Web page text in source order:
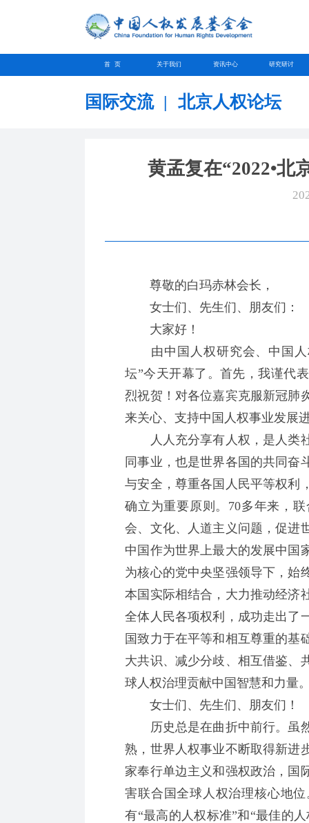
首 页 关于我们 资讯中心 研究研讨
国际交流 | 北京人权论坛
黄孟复在“2022•北
尊敬的白玛赤林会长，
女士们、先生们、朋友们：
大家好！
由中国人权研究会、中国人
坛”今天开幕了。首先，我谨代
烈祝贺！对各位嘉宾克服新冠肺
来关心、支持中国人权事业发展
人人充分享有人权，是人类社
同事业，也是世界各国的共同奋
与安全，尊重各国人民平等权利
确立为重要原则。70多年来，
会、文化、人道主义问题，促进
中国作为世界上最大的发展中国
为核心的党中央坚强领导下，始
本国实际相结合，大力推动经济
全体人民各项权利，成功走出了
国致力于在平等和相互尊重的基
大共识、减少分歧、相互借鉴、
球人权治理贡献中国智慧和力量
女士们、先生们、朋友们！
历史总是在曲折中前行。虽然
熟，世界人权事业不断取得新进
家奉行单边主义和强权政治，国
害联合国全球人权治理核心地
有“最高的人权标准”和“最佳的